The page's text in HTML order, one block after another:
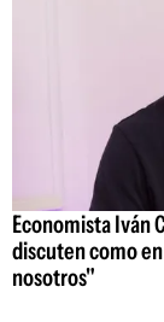
Economista Iván
discuten como
nosotros"